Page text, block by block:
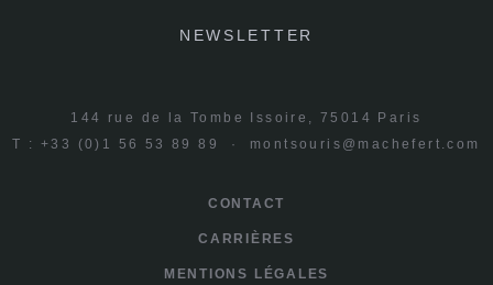
NEWSLETTER
CONTACT
CARRIÈRES
MENTIONS LÉGALES
144 rue de la Tombe Issoire, 75014 Paris
T : +33 (0)1 56 53 89 89 · montsouris@machefert.com